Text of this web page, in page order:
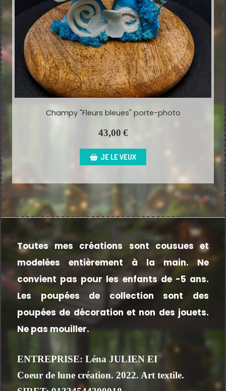
Champy "Fleurs bleues" porte-photo
43,00 €
JE LE VEUX
Toutes mes créations sont cousues et
modelées entièrement à la main.Ne
convient pas pour les enfants de -5 ans.
Les poupées de collection sont des
poupées de décoration et non des jouets.
Ne pas mouiller.
ENTREPRISE: Léna JULIEN EI
Coeur de lune création. 2022. Art textile.